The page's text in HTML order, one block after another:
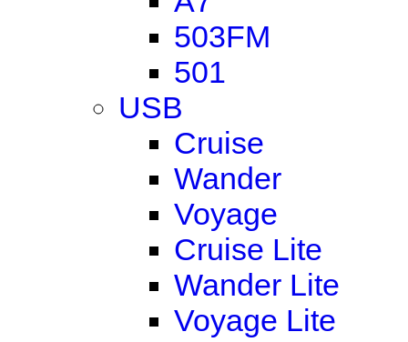
503FM
501
USB
Cruise
Wander
Voyage
Cruise Lite
Wander Lite
Voyage Lite